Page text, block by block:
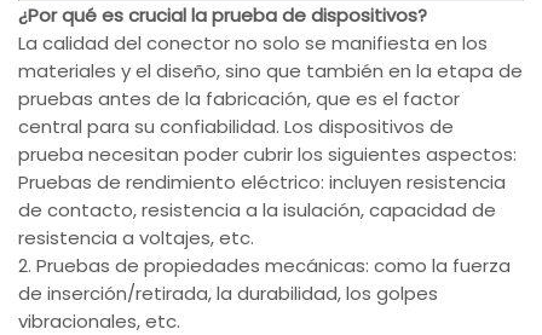
¿Por qué es crucial la prueba de dispositivos?
La calidad del conector no solo se manifiesta en los
materiales y el diseño, sino que también en la etapa de
pruebas antes de la fabricación, que es el factor
central para su confiabilidad. Los dispositivos de
prueba necesitan poder cubrir los siguientes aspectos:
Pruebas de rendimiento eléctrico: incluyen resistencia
de contacto, resistencia a la isulación, capacidad de
resistencia a voltajes, etc.
2. Pruebas de propiedades mecánicas: como la fuerza
de inserción/retirada, la durabilidad, los golpes
vibracionales, etc.